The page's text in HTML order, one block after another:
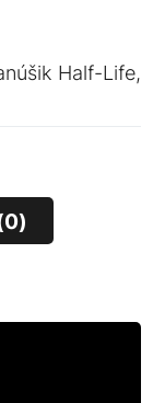
Half-Life,